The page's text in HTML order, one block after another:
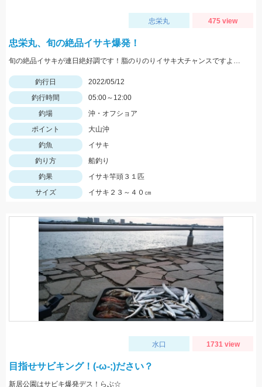
忠栄丸 475 view
忠栄丸、旬の絶品イサキ爆発！
旬の絶品イサキが連日絶好調です！脂のりのりイサキ大チャンスですよ！是非どうぞ！
釣行日
2022/05/12
釣行時間
05:00～12:00
釣場
沖・オフショア
ポイント
大山沖
釣魚
イサキ
釣り方
船釣り
釣果
イサキ竿頭３１匹
サイズ
イサキ２３～４０㎝
水口 1731 view
目指せサビキング！(-ω-;)ださい？
新居公園はサビキ爆発デス！らぶ☆